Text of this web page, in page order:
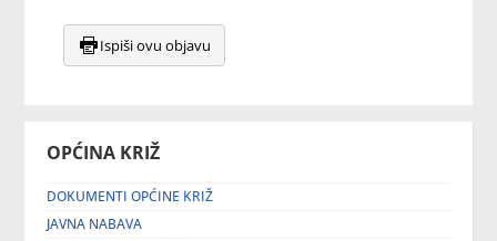
OPĆINA KRIŽ
DOKUMENTI OPĆINE KRIŽ
JAVNA NABAVA
Ispiši ovu objavu